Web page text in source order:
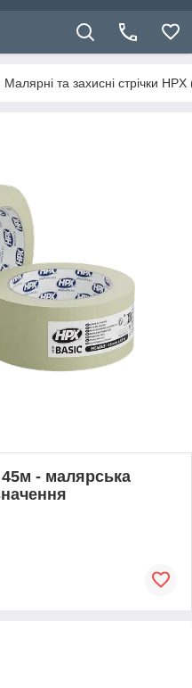
Малярні та захисні стрічки HPX
- малярська